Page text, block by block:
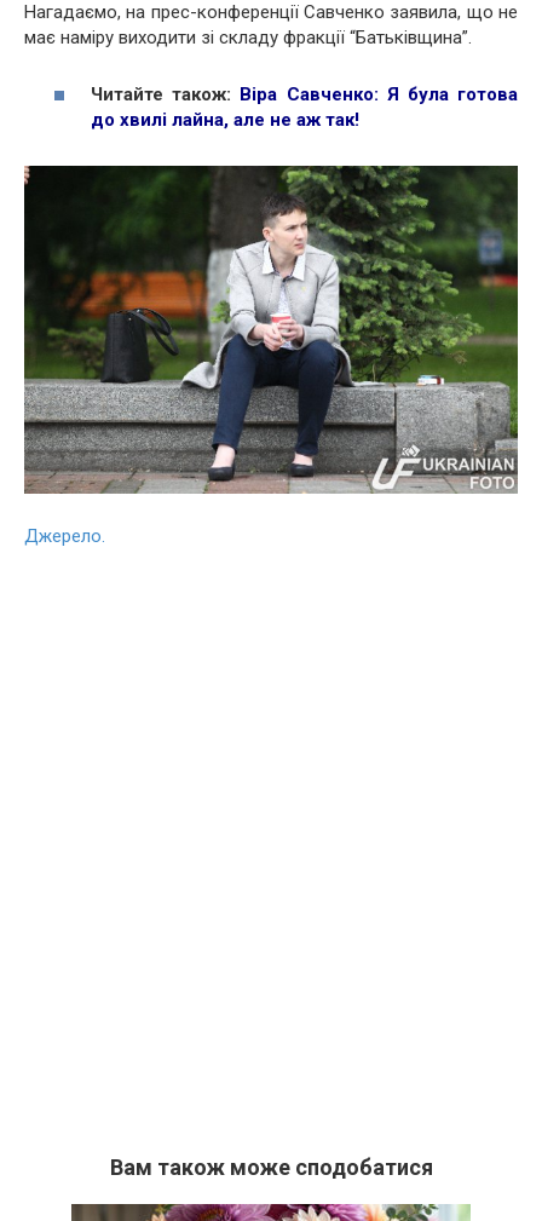
Нагадаємо, на прес-конференції Савченко заявила, що не
має наміру виходити зі складу фракції “Батьківщина”.
Читайте також: Віра Савченко: Я була готова
до хвилі лайна, але не аж так!
Джерело.
Вам також може сподобатися